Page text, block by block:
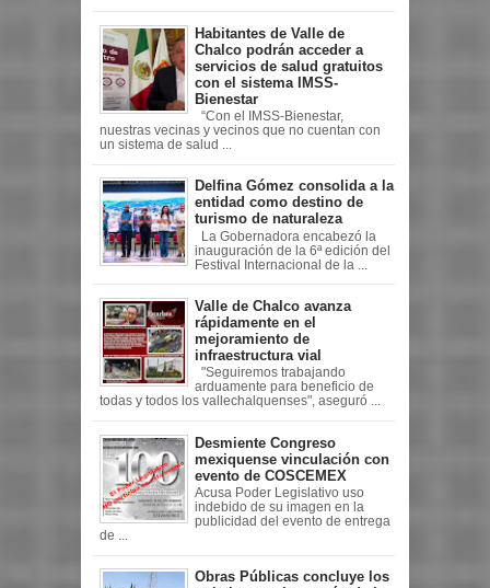
Habitantes de Valle de
Chalco podrán acceder a
servicios de salud gratuitos
con el sistema IMSS-
Bienestar
“Con el IMSS-Bienestar,
nuestras vecinas y vecinos que no cuentan con
un sistema de salud ...
Delfina Gómez consolida a la
entidad como destino de
turismo de naturaleza
La Gobernadora encabezó la
inauguración de la 6ª edición del
Festival Internacional de la ...
Valle de Chalco avanza
rápidamente en el
mejoramiento de
infraestructura vial
"Seguiremos trabajando
arduamente para beneficio de
todas y todos los vallechalquenses", aseguró ...
Desmiente Congreso
mexiquense vinculación con
evento de COSCEMEX
Acusa Poder Legislativo uso
indebido de su imagen en la
publicidad del evento de entrega
de ...
Obras Públicas concluye los